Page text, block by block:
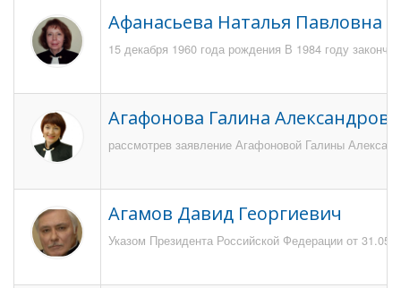
Афанасьева Наталья Павловна
15 декабря 1960 года рождения В 1984 году
Агафонова Галина
рассмотрев заявление Агафоновой Галины
Агамов Давид Георгиевич
Указом Президента Российской Федерации от